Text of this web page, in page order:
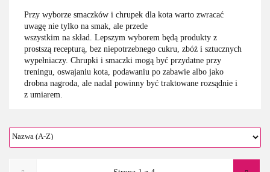
Przy wyborze smaczków i chrupek dla kota warto zwracać
uwagę nie tylko na smak, ale przede
wszystkim na skład. Lepszym wyborem będą produkty z
prostszą recepturą, bez niepotrzebnego cukru, zbóż i sztucznych
wypełniaczy. Chrupki i smaczki mogą być przydatne przy
treningu, oswajaniu kota, podawaniu po zabawie albo jako
drobna nagroda, ale nadal powinny być traktowane rozsądnie i
z umiarem.